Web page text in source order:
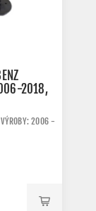
2018,
VÝROBY: 2006 -